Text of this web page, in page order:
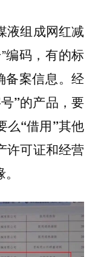
液组成网红减
编码，有的标
备案信息。经
”的产品，要
么“借用”其他
许可证和经营